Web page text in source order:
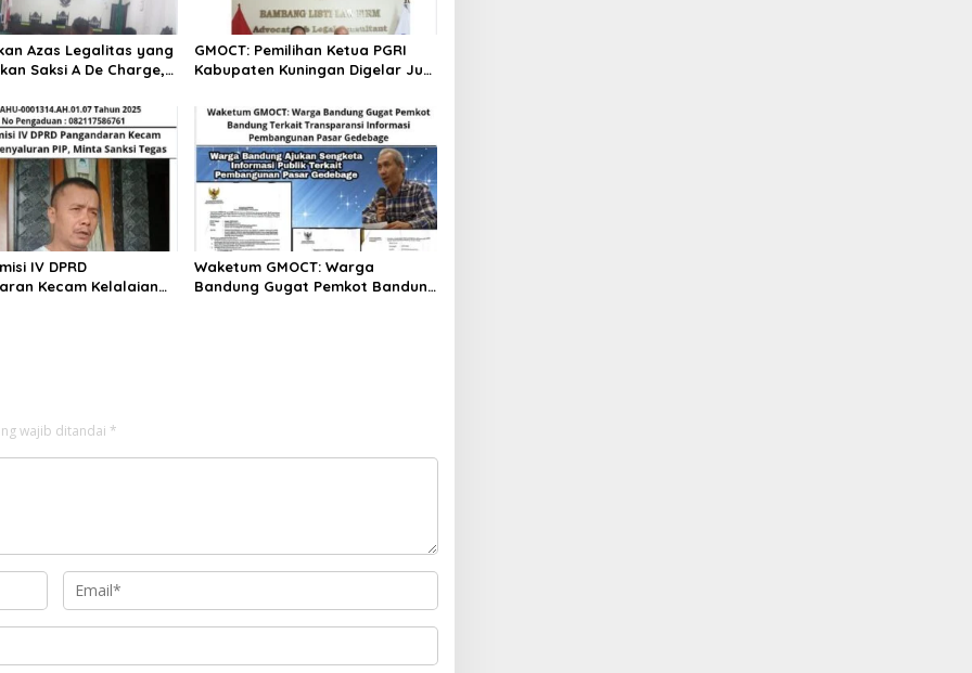
Azas Legalitas yang
Saksi A De Charge,
Hakim
GMOCT: Pemilihan Ketua PGRI
Kabupaten Kuningan Digelar Juni
Terselenggara Demokratis dan
Transparan
IV DPRD
Kecam Kelalaian
Waketum GMOCT: Warga
Bandung Gugat Pemkot Bandung
wajib ditandai *